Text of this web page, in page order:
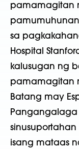
pamamagitan
sa
Hospital
kalusugan ng
pamamagitan
Batang may
Pangangalaga
isang mataas